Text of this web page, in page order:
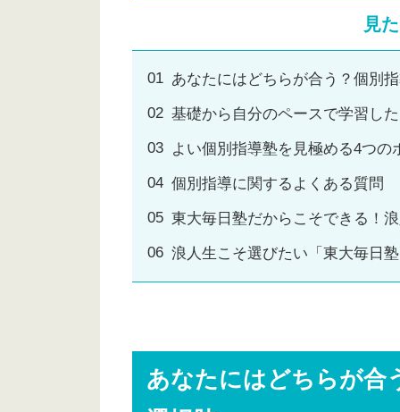
見
あなたにはどちらが合う？個別
基礎から自分のペースで学習し
よい個別指導塾を見極める4つの
個別指導に関するよくある質問
東大毎日塾だからこそできる！
浪人生こそ選びたい「東大毎日
あなたにはどちらが合